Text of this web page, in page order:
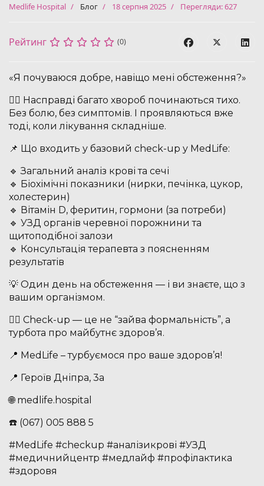
Medlife Hospital Блог 18 серпня 2025 Перегляди: 627
Рейтинг (0)
«Я почуваюся добре, навіщо мені обстеження?»
🙋‍♂️ Насправді багато хвороб починаються тихо.
Без болю, без симптомів. І проявляються вже
тоді, коли лікування складніше.
📌 Що входить у базовий check-up у MedLife:
🔹 Загальний аналіз крові та сечі
🔹 Біохімічні показники (нирки, печінка, цукор,
холестерин)
🔹 Вітамін D, феритин, гормони (за потреби)
🔹 УЗД органів черевної порожнини та
щитоподібної залози
🔹 Консультація терапевта з поясненням
результатів
💡 Один день на обстеження — і ви знаєте, що з
вашим організмом.
🧑‍⚕️ Check-up — це не “зайва формальність”, а
турбота про майбутнє здоров’я.
📍 MedLife – турбуємося про ваше здоров’я!
📍 Героїв Дніпра, 3а
🌐 medlife.hospital
☎️ (067) 005 888 5
#MedLife #checkup #аналізикрові #УЗД
#медичнийцентр #медлайф #профілактика
#здоровя